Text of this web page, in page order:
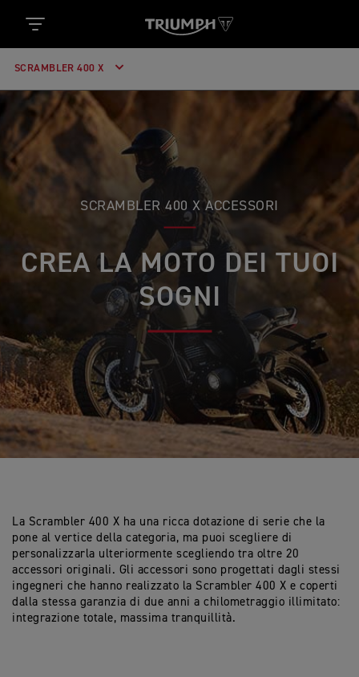
SCRAMBLER 400 X
SCRAMBLER 400 X ACCESSORI
CREA LA MOTO DEI TUOI
SOGNI
La Scrambler 400 X ha una ricca dotazione di serie che la
pone al vertice della categoria, ma puoi scegliere di
personalizzarla ulteriormente scegliendo tra oltre 20
accessori originali. Gli accessori sono progettati dagli stessi
ingegneri che hanno realizzato la Scrambler 400 X e coperti
dalla stessa garanzia di due anni a chilometraggio illimitato:
integrazione totale, massima tranquillità.